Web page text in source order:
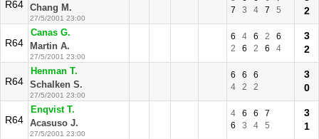
R64 Chang M.
27/5/2001 23:00
7
3 4 7 5
2
R64
Canas G.
Martin A.
27/5/2001 23:00
6 4 6 2
6
2
6 2 6 4
3
2
R64
Henman T.
Schalken S.
27/5/2001 23:00
6 6
6
4
2 2
3
0
R64
Enqvist T.
Acasuso J.
27/5/2001 23:00
4 6 6
7
6
3 4 5
3
1